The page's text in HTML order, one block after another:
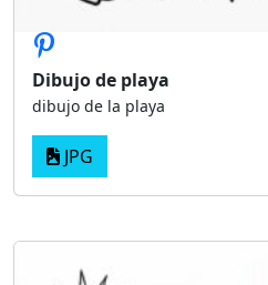
Dibujo de playa
dibujo de la playa
JPG